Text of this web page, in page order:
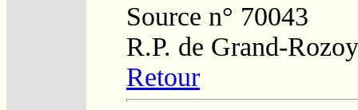
Source n° 70043
R.P. de Grand-Rozoy
Retour